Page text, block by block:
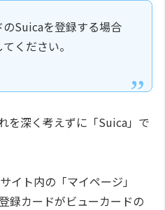
Suicaを登録する場合
ください。
を深く考えずに「Suica」で
イト内の「マイページ」
録カードがビューカードの